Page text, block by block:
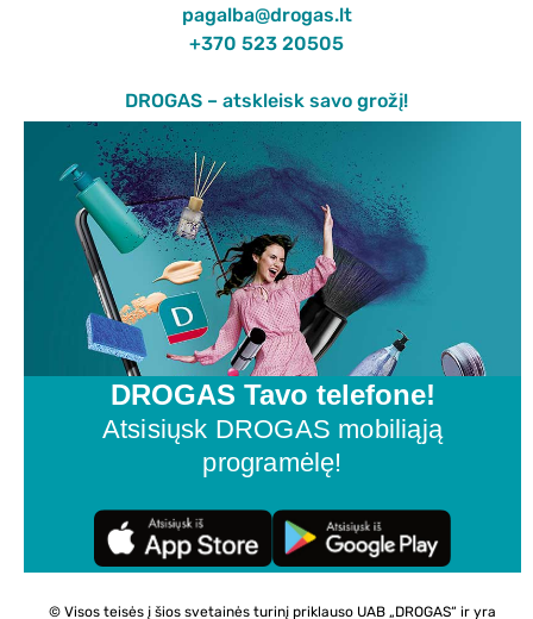
pagalba@drogas.lt
+370 523 20505
DROGAS – atskleisk savo grožį!
DROGAS Tavo telefone!
Atsisiųsk DROGAS mobiliąją
programėlę!
© Visos teisės į šios svetainės turinį priklauso UAB „DROGAS“ ir yra